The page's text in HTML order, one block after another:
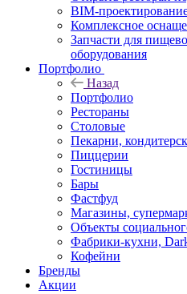
BIM-
Комплексное
Запчасти для
оборудования
Портфолио
Назад
Портфолио
Рестораны
Столовые
Пекарни,
Пиццерии
Гостиницы
Бары
Фастфуд
Магазины,
Объекты
Фабрики-кухни,
Кофейни
Бренды
Акции